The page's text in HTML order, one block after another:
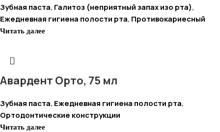
Зубная паста, Галитоз (неприятный запах изо рта),
Ежедневная гигиена полости рта, Противокариесный
Читать далее
Авардент Орто, 75 мл
Зубная паста, Ежедневная гигиена полости рта,
Ортодонтические конструкции
Читать далее